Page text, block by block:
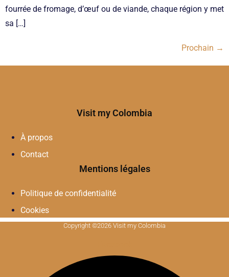
fourrée de fromage, d’œuf ou de viande, chaque région y met
sa […]
Prochain →
Visit my Colombia
À propos
Contact
Mentions légales
Politique de confidentialité
Cookies
Copyright ©2026 Visit my Colombia